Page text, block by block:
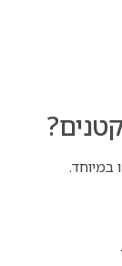
במיוחד.